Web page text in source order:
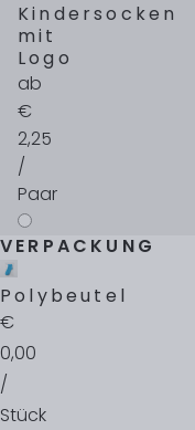
Kindersocken
mit
Logo
ab
€
2,25
/
Paar
VERPACKUNG
Polybeutel
€
0,00
/
Stück